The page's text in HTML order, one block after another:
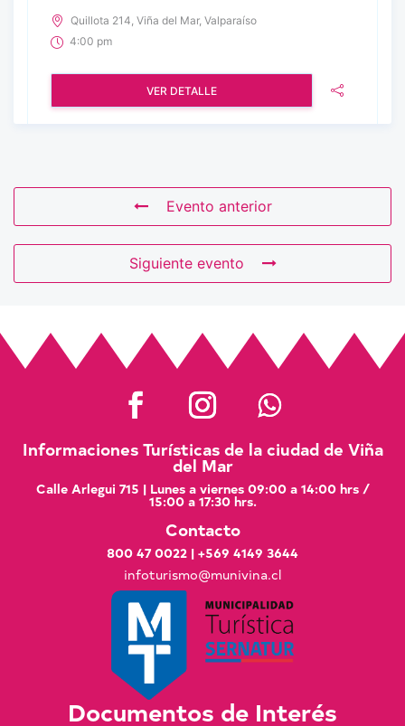
Quillota 214, Viña del Mar, Valparaíso
4:00 pm
VER DETALLE
Evento anterior
Siguiente evento
Informaciones Turísticas de la ciudad de Viña
del Mar
Calle Arlegui 715 | Lunes a viernes 09:00 a 14:00 hrs /
15:00 a 17:30 hrs.
Contacto
800 47 0022 | +569 4149 3644
infoturismo@munivina.cl
Documentos de Interés